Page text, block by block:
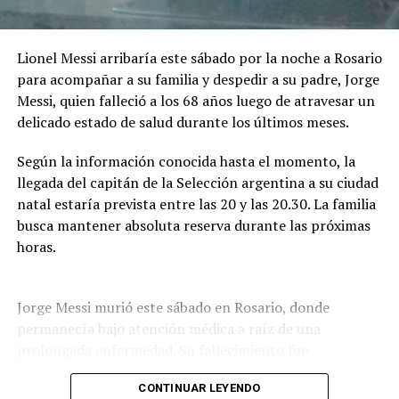
determinados procesos.
La IA podrá intervenir en la edición, mezcla o
masterización del audio, en tareas técnicas de
producción y en la generación de acompañamientos
instrumentales utilizados como maquetación. En todos
la estructura de la canción deberán ser de creación
íntegramente humana.
No estará permitido utilizar inteligencia artificial para
generar total o sustancialmente la letra o la
originalidad o que reproduzcan obras existentes.
clonación de la voz principal o de los coros. La
interpretación vocal deberá estar a cargo de intérpretes
Lionel Messi arribaría este sábado por la noche a Rosario
para acompañar a su familia y despedir a su padre, Jorge
Messi, quien falleció a los 68 años luego de atravesar un
delicado estado de salud durante los últimos meses.
Según la información conocida hasta el momento, la
llegada del capitán de la Selección argentina a su ciudad
natal estaría prevista entre las 20 y las 20.30. La familia
busca mantener absoluta reserva durante las próximas
horas.
Jorge Messi murió este sábado en Rosario, donde
permanecía bajo atención médica a raíz de una
confirmado por el Sanatorio Centro de Rosario, donde
se encontraba internado.CONTINUAR LEYENDO